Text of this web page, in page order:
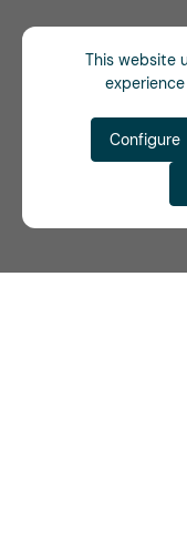
This website
Configure